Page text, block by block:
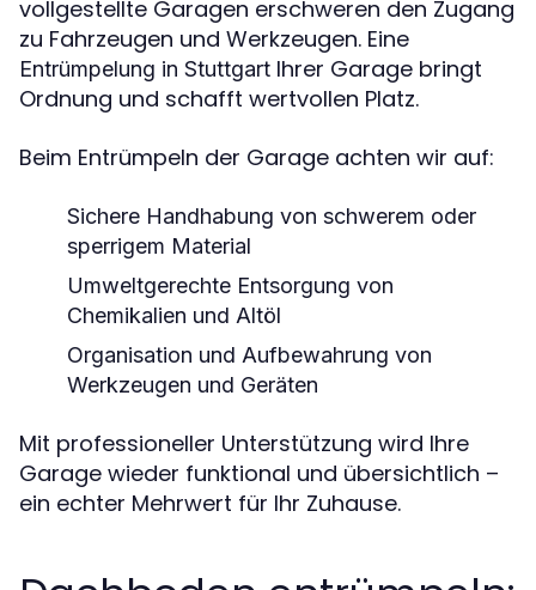
vollgestellte Garagen erschweren den Zugang
zu Fahrzeugen und Werkzeugen. Eine
Entrümpelung in Stuttgart Ihrer Garage bringt
Ordnung und schafft wertvollen Platz.
Beim Entrümpeln der Garage achten wir auf:
Sichere Handhabung von schwerem oder
sperrigem Material
Umweltgerechte Entsorgung von
Chemikalien und Altöl
Organisation und Aufbewahrung von
Werkzeugen und Geräten
Mit professioneller Unterstützung wird Ihre
Garage wieder funktional und übersichtlich –
ein echter Mehrwert für Ihr Zuhause.